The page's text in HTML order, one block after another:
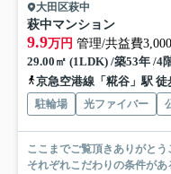
大田区萩中
萩中マンション
9.9万円 管理/共益費
29.00㎡ (1LDK) /築53年 /4
京急空港線「糀谷」駅 徒
駐輪場 光ファイバー
ここまでご覧頂きありがとうございます。 お部屋
それぞれこだわりの条件が